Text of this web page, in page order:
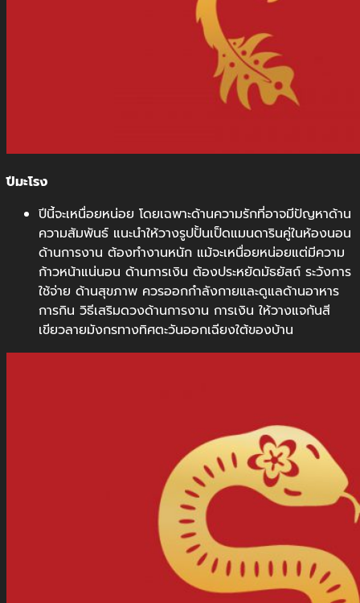
ปีมะโรง
ปีนี้จะเหนื่อยหน่อย โดยเฉพาะด้านความรักที่อาจมีปัญหาด้าน
ความสัมพันธ์ แนะนำให้วางรูปปั้นเป็ดแมนดารินคู่ในห้องนอน
ด้านการงาน ต้องทำงานหนัก แม้จะเหนื่อยหน่อยแต่มีความ
ก้าวหน้าแน่นอน ด้านการเงิน ต้องประหยัดมัธยัสถ์ ระวังการ
ใช้จ่าย ด้านสุขภาพ ควรออกกำลังกายและดูแลด้านอาหาร
การกิน วิธีเสริมดวงด้านการงาน การเงิน ให้วางแจกันสี
เขียวลายมังกรทางทิศตะวันออกเฉียงใต้ของบ้าน